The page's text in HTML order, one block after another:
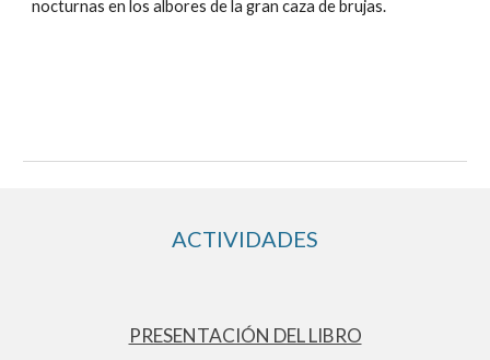
nocturnas en los albores de la gran caza de brujas.
ACTIVIDADES
PRESENTACIÓN DEL LIBRO